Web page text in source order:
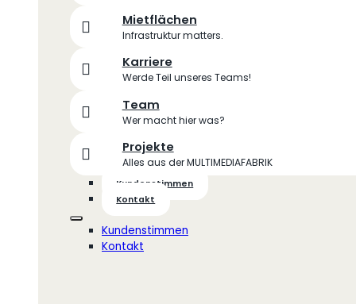
Mietflächen
Infrastruktur matters.
Karriere
Werde Teil unseres Teams!
Team
Wer macht hier was?
Projekte
Alles aus der MULTIMEDIAFABRIK
Kundenstimmen
Kontakt
Kundenstimmen
Kontakt